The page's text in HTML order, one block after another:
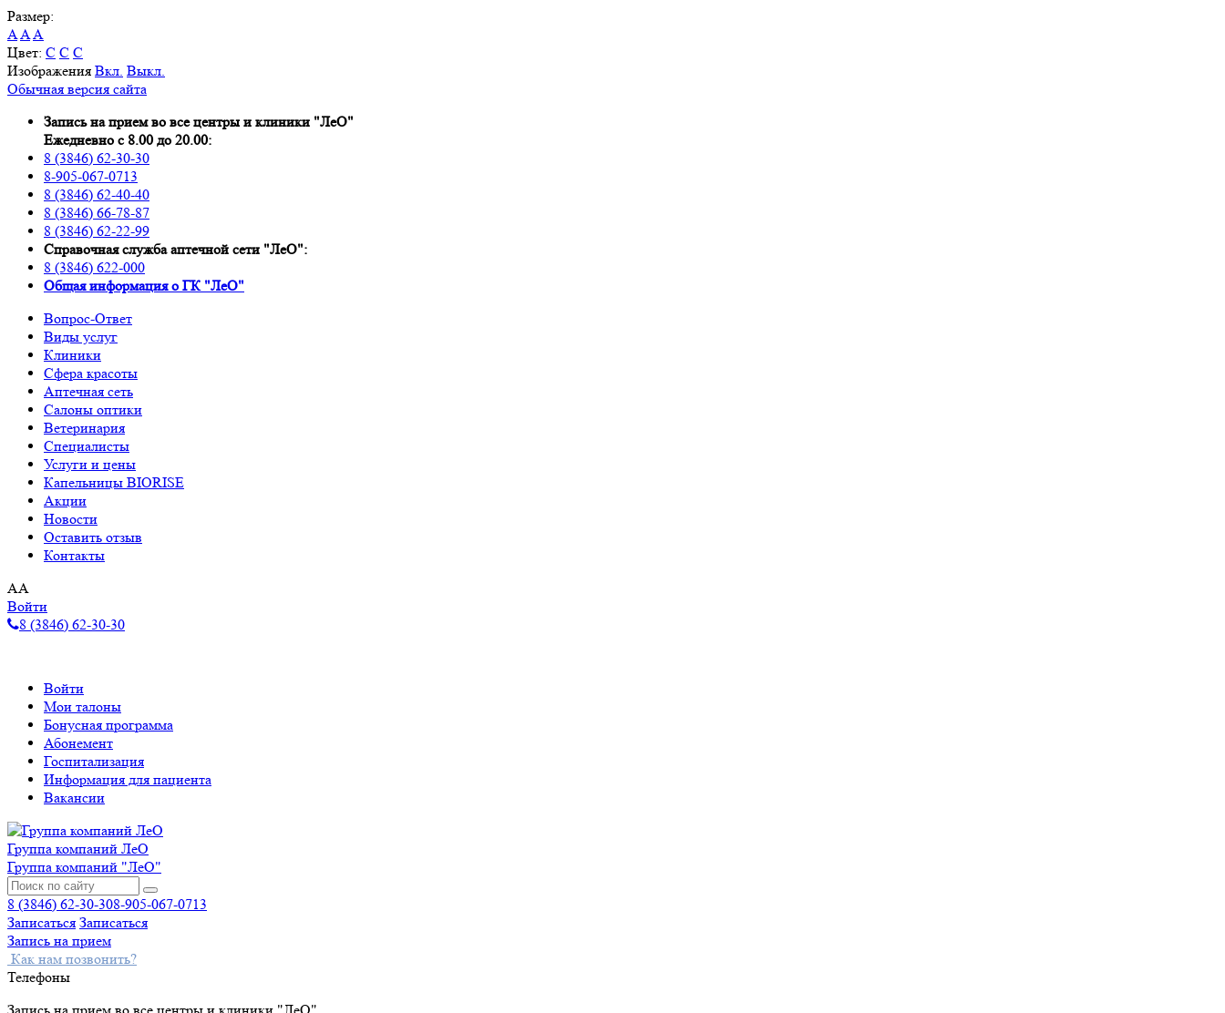
Размер:
AAA
Цвет: C C C
Изображения Вкл. Выкл.
Обычная версия сайта
Запись на прием во все центры и клиники "ЛеО"
Ежедневно с 8.00 до 20.00:
8 (3846) 62-30-30
8-905-067-0713
8 (3846) 62-40-40
8 (3846) 66-78-87
8 (3846) 62-22-99
Справочная служба аптечной сети "ЛеО":
8 (3846) 622-000
Oбщая информация о ГК "ЛеО"
Вопрос-Ответ
Виды услуг
Клиники
Сфера красоты
Аптечная сеть
Салоны оптики
Ветеринария
Специалисты
Услуги и цены
Капельницы BIORISE
Акции
Новости
Оставить отзыв
Контакты
AA
Войти
8 (3846) 62-30-30
Войти
Мои талоны
Бонусная программа
Абонемент
Госпитализация
Информация для пациента
Вакансии
Группа компаний ЛеО
Группа компаний "ЛеО"
8 (3846) 62-30-308-905-067-0713
Записаться Записаться
Запись на прием
Как нам позвонить?
Телефоны